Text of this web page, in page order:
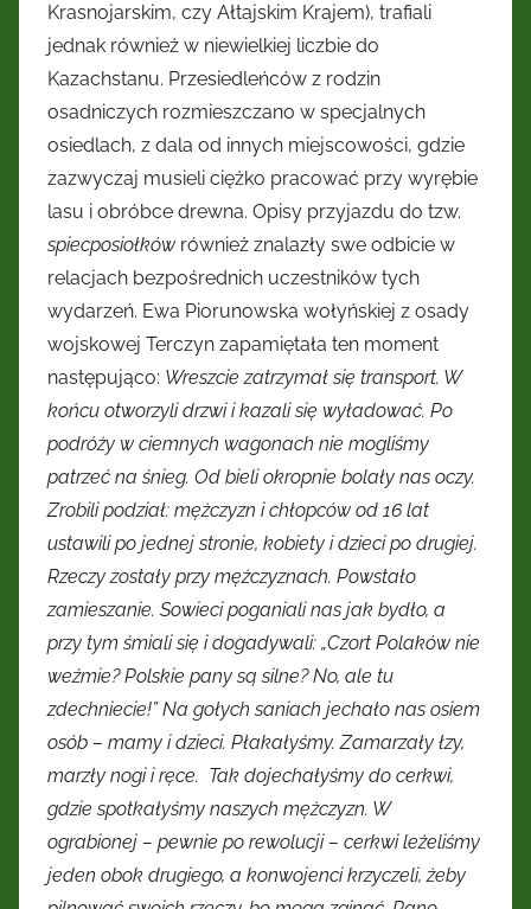
Krasnojarskim, czy Ałtajskim Krajem), trafiali
jednak również w niewielkiej liczbie do
Kazachstanu. Przesiedleńców z rodzin
osadniczych rozmieszczano w specjalnych
osiedlach, z dala od innych miejscowości, gdzie
zazwyczaj musieli ciężko pracować przy wyrębie
lasu i obróbce drewna. Opisy przyjazdu do tzw.
spiecposiołków również znalazły swe odbicie w
relacjach bezpośrednich uczestników tych
wydarzeń. Ewa Piorunowska wołyńskiej z osady
wojskowej Terczyn zapamiętała ten moment
następująco: Wreszcie zatrzymał się transport. W
końcu otworzyli drzwi i kazali się wyładować. Po
podróży w ciemnych wagonach nie mogliśmy
patrzeć na śnieg. Od bieli okropnie bolały nas oczy.
Zrobili podział: mężczyzn i chłopców od 16 lat
ustawili po jednej stronie, kobiety i dzieci po drugiej.
Rzeczy zostały przy mężczyznach. Powstało
zamieszanie. Sowieci poganiali nas jak bydło, a
przy tym śmiali się i dogadywali: „Czort Polaków nie
weźmie? Polskie pany są silne? No, ale tu
zdechniecie!” Na gołych saniach jechało nas osiem
osób – mamy i dzieci. Płakałyśmy. Zamarzały łzy,
marzły nogi i ręce. Tak dojechałyśmy do cerkwi,
gdzie spotkałyśmy naszych mężczyzn. W
ograbionej – pewnie po rewolucji – cerkwi leżeliśmy
jeden obok drugiego, a konwojenci krzyczeli, żeby